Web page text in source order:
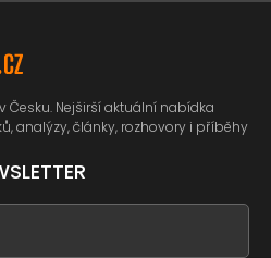
Česku. Nejširší aktuální nabídka
analýzy, články, rozhovory i příběhy